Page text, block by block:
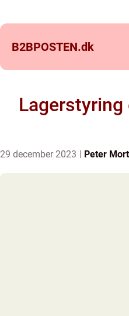
B2BPOSTEN.dk
Lagerstyring
29 december 2023 Peter